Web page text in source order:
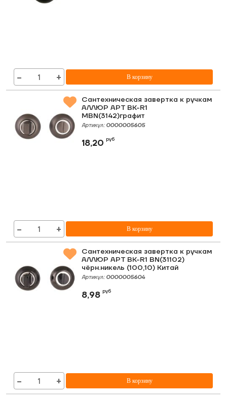
− + В корзину
Сантехническая завертка к ручкам
АЛЛЮР АРТ BK-R1
MBN(3142)графит
Артикул: 0000005605
18,20руб
− + В корзину
Сантехническая завертка к ручкам
АЛЛЮР АРТ BK-R1 BN(31102)
чёрн.никель (100,10) Китай
Артикул: 0000005604
8,98руб
− + В корзину